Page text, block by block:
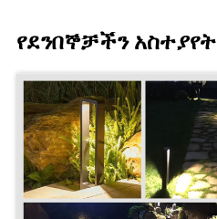
የደንበኞቻችን አስተያየት